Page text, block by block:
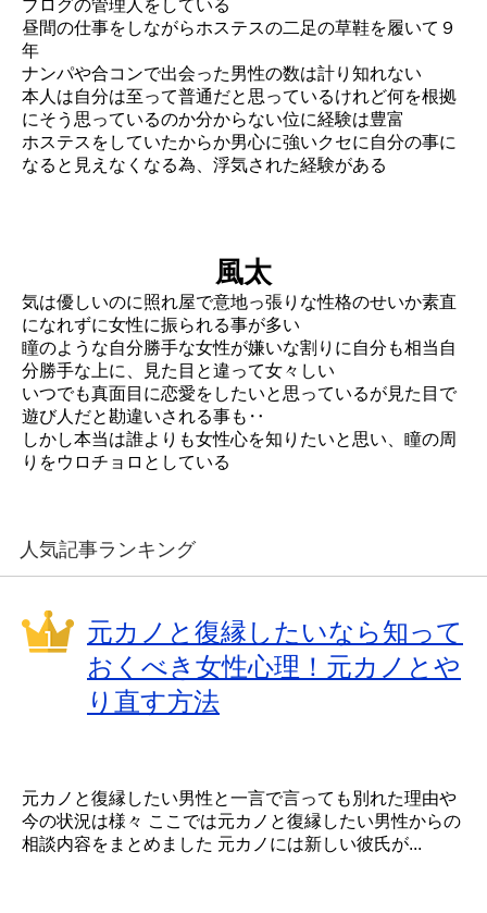
ブログの管理人をしている
昼間の仕事をしながらホステスの二足の草鞋を履いて９
年
ナンパや合コンで出会った男性の数は計り知れない
本人は自分は至って普通だと思っているけれど何を根拠
にそう思っているのか分からない位に経験は豊富
ホステスをしていたからか男心に強いクセに自分の事に
なると見えなくなる為、浮気された経験がある
風太
気は優しいのに照れ屋で意地っ張りな性格のせいか素直
になれずに女性に振られる事が多い
瞳のような自分勝手な女性が嫌いな割りに自分も相当自
分勝手な上に、見た目と違って女々しい
いつでも真面目に恋愛をしたいと思っているが見た目で
遊び人だと勘違いされる事も‥
しかし本当は誰よりも女性心を知りたいと思い、瞳の周
りをウロチョロとしている
人気記事ランキング
元カノと復縁したいなら知って
おくべき女性心理！元カノとや
り直す方法
元カノと復縁したい男性と一言で言っても別れた理由や
今の状況は様々 ここでは元カノと復縁したい男性からの
相談内容をまとめました 元カノには新しい彼氏が...